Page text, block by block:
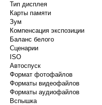
Тип дисплея
Карты памяти
Зум
Компенсация экспозиции
Баланс белого
Сценарии
ISO
Автоспуск
Формат фотофайлов
Форматы видеофайлов
Форматы аудиофайлов
Вспышка